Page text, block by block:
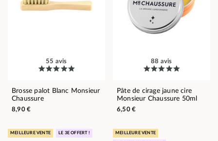
55 avis
Brosse palot Blanc Monsieur
Chaussure
8,90 €
88 avis
Pâte de cirage jaune cire
Monsieur Chaussure 50ml
6,50 €
MEILLEURE VENTE LE 3E OFFERT ! MEILLEURE VENTE